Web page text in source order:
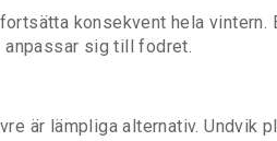
konsekvent hela vintern.
anpassar sig till fodret.
är lämpliga alternativ. Undvik